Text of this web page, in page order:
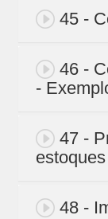
45 -
46 -
-
47 -
estoques
48 -